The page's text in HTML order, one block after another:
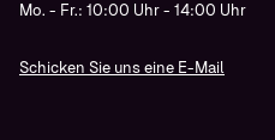
Mo. - Fr.: 10:00 Uhr - 14:00 Uhr
Schicken Sie uns eine E-Mail